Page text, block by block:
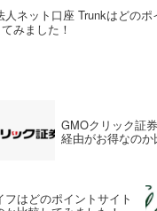
人ネット口座 Trunkはどの
みました！
GMOクリック証
経由がお得なのか
フはどのポイントサイト